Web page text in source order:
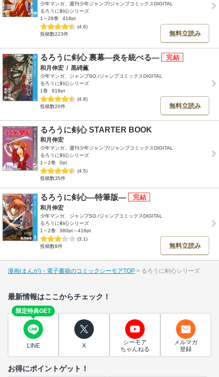
少年マンガ、週刊少年ジャンプ/ジャンプコミックスDIGITAL
るろうに剣心シリーズ
1～28巻
418pt
(4.6)
投稿数223件
無料立読み
るろうに剣心 裏幕―炎を統べる―
和月伸宏 / 黒碕薫
少年マンガ、ジャンプSQ./ジャンプコミックスDIGITAL
るろうに剣心シリーズ
1巻
618pt
(4.8)
投稿数20件
無料立読み
るろうに剣心 STARTER BOOK
和月伸宏
少年マンガ、週刊少年ジャンプ/ジャンプコミックスDIGITAL
るろうに剣心シリーズ
1～2巻
0pt
(4.5)
投稿数35件
るろうに剣心―特筆版―
和月伸宏
少年マンガ、ジャンプSQ./ジャンプコミックスDIGITAL
るろうに剣心シリーズ
1～2巻
380pt～416pt
(3.1)
投稿数8件
無料立読み
漫画(まんが)・電子書籍のコミックシーモアTOP るろうに剣心シリーズ
最新情報はここからチェック！
限定特典GET
LINE X
シーモア
ちゃんねる
メルマガ
登録
お得にポイントゲット！